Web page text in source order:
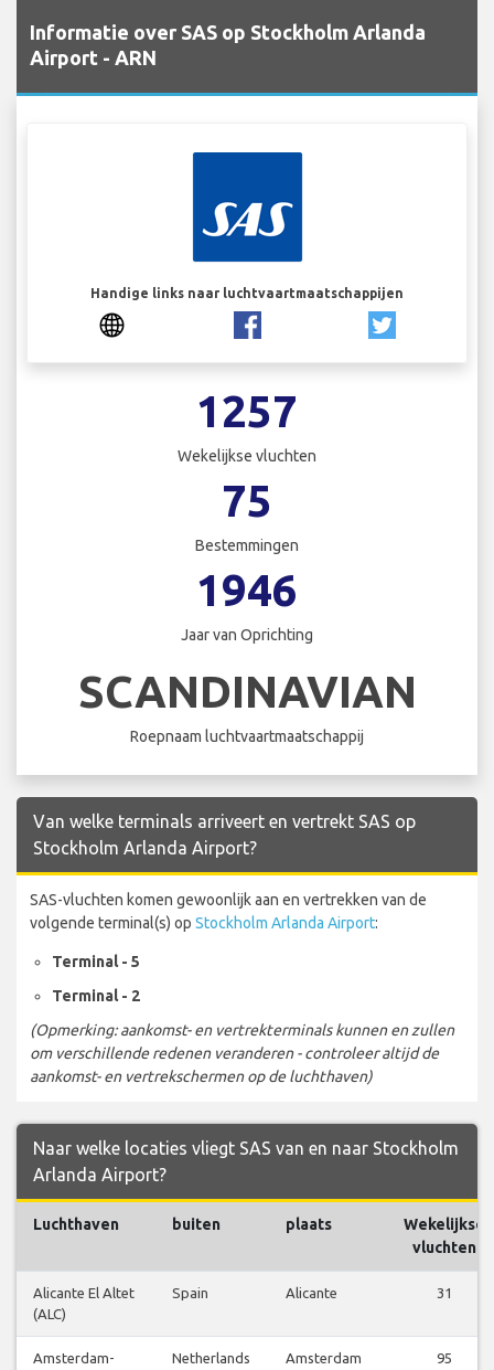
Informatie over SAS op Stockholm Arlanda
Airport - ARN
Handige links naar luchtvaartmaatschappijen
1257
Wekelijkse vluchten
75
Bestemmingen
1946
Jaar van Oprichting
SCANDINAVIAN
Roepnaam luchtvaartmaatschappij
Van welke terminals arriveert en vertrekt SAS op
Stockholm Arlanda Airport?
SAS-vluchten komen gewoonlijk aan en vertrekken van de
volgende terminal(s) op Stockholm Arlanda Airport:
Terminal - 5
Terminal - 2
(Opmerking: aankomst- en vertrekterminals kunnen en zullen
om verschillende redenen veranderen - controleer altijd de
aankomst- en vertrekschermen op de luchthaven)
Naar welke locaties vliegt SAS van en naar Stockholm
Arlanda Airport?
Luchthaven buiten plaats
Wekelijkse
vluchten
Alicante El Altet
(ALC)
Spain Alicante 31
Amsterdam-
Netherlands
Amsterdam
95